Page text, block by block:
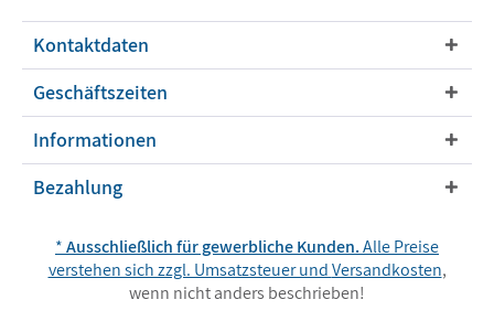
Kontaktdaten
Geschäftszeiten
Informationen
Bezahlung
*Ausschließlich für gewerbliche Kunden.Alle Preise
verstehen sich zzgl. Umsatzsteuer undVersandkosten,
wenn nicht anders beschrieben!